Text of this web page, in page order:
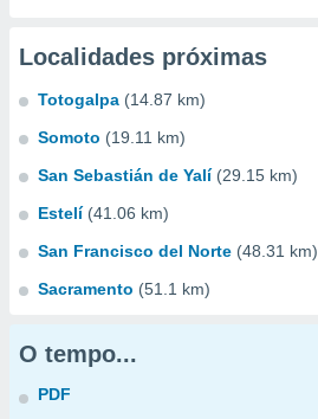
Localidades próximas
Totogalpa (14.87 km)
Somoto (19.11 km)
San Sebastián de Yalí (29.15 km)
Estelí (41.06 km)
San Francisco del Norte (48.31 km)
Sacramento (51.1 km)
O tempo...
PDF